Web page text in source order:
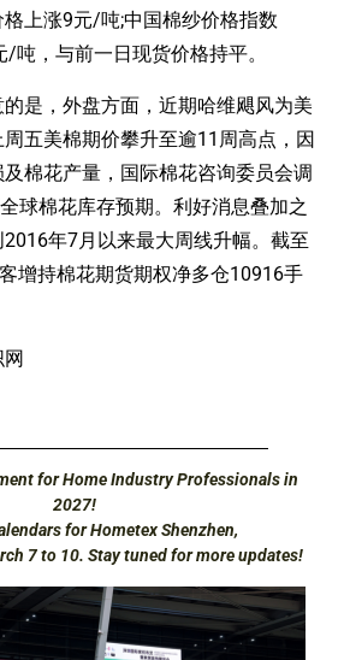
上涨9元/吨;中国棉纱价格指数
吨，与前一日现货价格持平。
，外盘方面，近期哈维飓风为美
五美棉期价攀升至逾11周高点，因
棉花产量，国际棉花咨询委员会调
球棉花库存预期。利好消息叠加之
年7月以来最大周线升幅。截至
增持棉花期货期权净多仓10916手
for Home Industry Professionals in
2027!
for Hometex Shenzhen,
7 to 10. Stay tuned for more updates!